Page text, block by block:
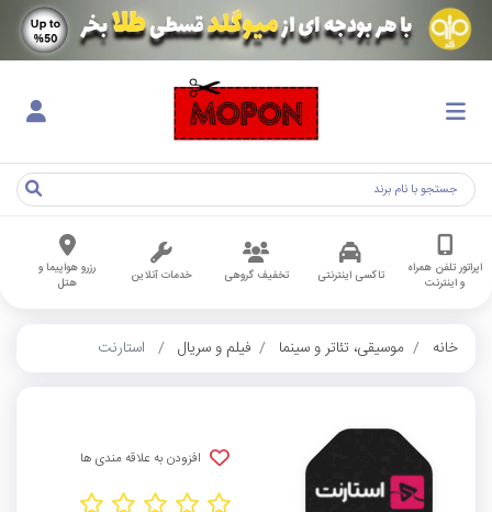
اپراتور تلفن همراه
و اینترنت
تاکسی اینترنتی تخفیف گروهی خدمات آنلاین
رزرو هواپیما و
هتل
خانه موسیقی، تئاتر و سینما فیلم و سریال استارنت
افزودن به علاقه مندی ها